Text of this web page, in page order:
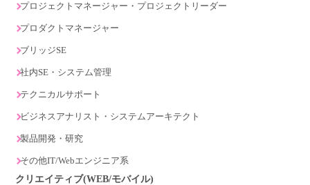
プロジェクトマネージャー・プロジェクトリーダー
プロダクトマネージャー
ブリッジSE
社内SE・システム管理
テクニカルサポート
ビジネスアナリスト・システムアーキテクト
製品開発・研究
その他IT/Webエンジニア系
クリエイティブ(WEB/モバイル)